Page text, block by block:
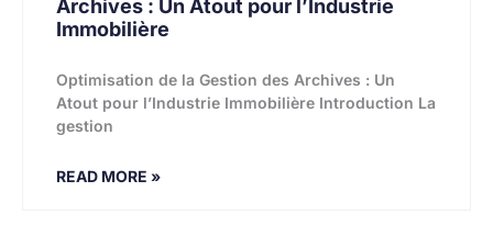
Archives : Un Atout pour l’Industrie
Immobilière
Optimisation de la Gestion des Archives : Un
Atout pour l’Industrie Immobilière Introduction La
gestion
READ MORE »